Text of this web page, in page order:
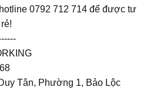
0792 712 714 để được tư
Tân, Phường 1, Bảo Lộc